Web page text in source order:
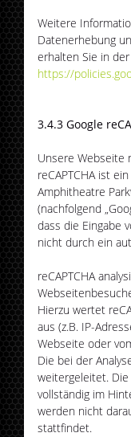
Weitere
Datenerhebung
erhalten Sie in
https://
3.4.3 Google
Unsere Webseite
reCAPTCHA ist
Amphitheatre
(nachfolgend
dass die Eingabe
nicht durch ein
reCAPTCHA
Hierzu wertet
aus (z.B. IP-
Webseite oder
Die bei der
weitergeleitet. Die
vollständig im
werden nicht
stattfindet.